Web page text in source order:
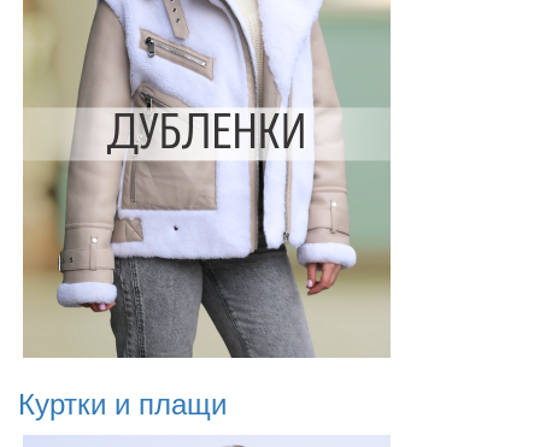
Куртки и плащи